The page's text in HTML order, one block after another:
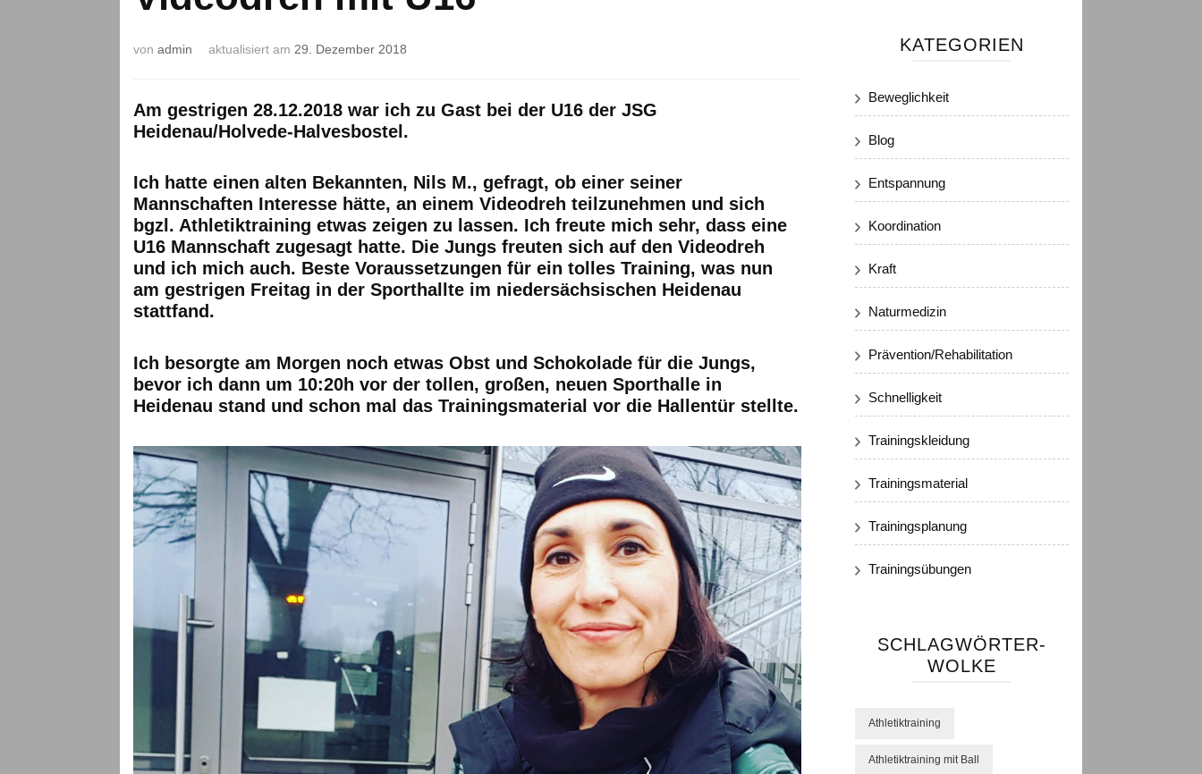
vonadmin aktualisiert am 29. Dezember 2018
Am gestrigen 28.12.2018 war ich zu Gast bei der U16 der JSG
Heidenau/Holvede-Halvesbostel.
Ich hatte einen alten Bekannten, Nils M., gefragt, ob einer seiner
Mannschaften Interesse hätte, an einem Videodreh teilzunehmen und sich
bgzl. Athletiktraining etwas zeigen zu lassen. Ich freute mich sehr, dass eine
U16 Mannschaft zugesagt hatte. Die Jungs freuten sich auf den Videodreh
und ich mich auch. Beste Voraussetzungen für ein tolles Training, was nun
am gestrigen Freitag in der Sporthallte im niedersächsischen Heidenau
stattfand.
Ich besorgte am Morgen noch etwas Obst und Schokolade für die Jungs,
bevor ich dann um 10:20h vor der tollen, großen, neuen Sporthalle in
Heidenau stand und schon mal das Trainingsmaterial vor die Hallentür stellte.
KATEGORIEN
Beweglichkeit
Blog
Entspannung
Koordination
Kraft
Naturmedizin
Prävention/Rehabilitation
Schnelligkeit
Trainingskleidung
Trainingsmaterial
Trainingsplanung
Trainingsübungen
SCHLAGWÖRTER-
WOLKE
Athletiktraining
Athletiktraining mit Ball